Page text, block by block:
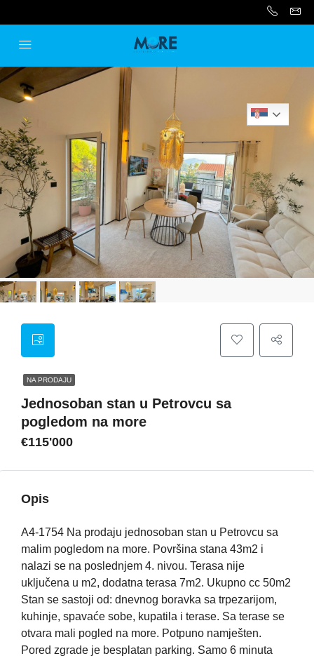
NA PRODAJU
Jednosoban stan u Petrovcu sa
pogledom na more
€115'000
Opis
A4-1754 Na prodaju jednosoban stan u Petrovcu sa
malim pogledom na more. Površina stana 43m2 i
nalazi se na poslednjem 4. nivou. Terasa nije
uključena u m2, dodatna terasa 7m2. Ukupno cc 50m2
Stan se sastoji od: dnevnog boravka sa trpezarijom,
kuhinje, spavaće sobe, kupatila i terase. Sa terase se
otvara mali pogled na more. Potpuno namješten.
Pored zgrade je besplatan parking. Samo 6 minuta
Serbian